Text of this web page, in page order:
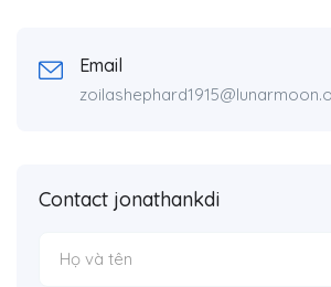
Email
Contact jonathankdi